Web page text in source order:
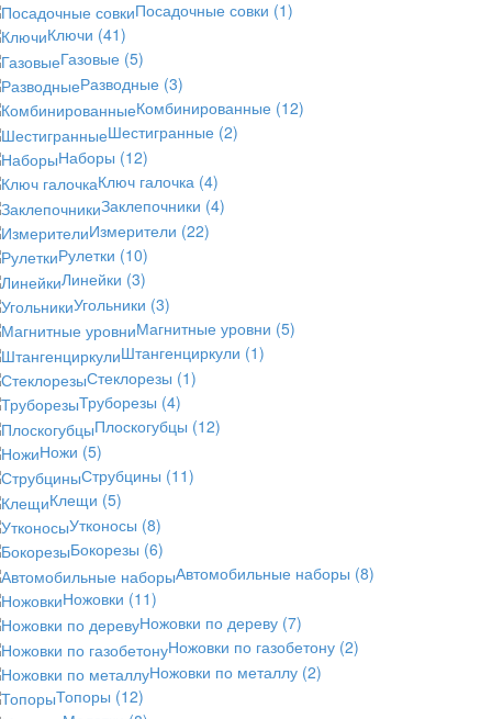
Посадочные совки (1)
Ключи (41)
Газовые (5)
Разводные (3)
Комбинированные (12)
Шестигранные (2)
Наборы (12)
Ключ галочка (4)
Заклепочники (4)
Измерители (22)
Рулетки (10)
Линейки (3)
Угольники (3)
Магнитные уровни (5)
Штангенциркули (1)
Стеклорезы (1)
Труборезы (4)
Плоскогубцы (12)
Ножи (5)
Струбцины (11)
Клещи (5)
Утконосы (8)
Бокорезы (6)
Автомобильные наборы (8)
Ножовки (11)
Ножовки по дереву (7)
Ножовки по газобетону (2)
Ножовки по металлу (2)
Топоры (12)